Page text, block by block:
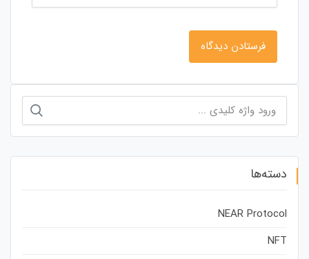
برای:
دسته‌ها
NEAR Protocol
NFT